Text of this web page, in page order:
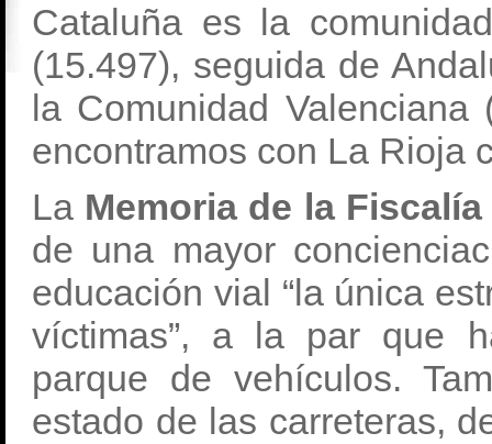
Cataluña es la
(15.497), seguida de
la Comunidad
encontramos con La Rioja
La Memoria de la Fiscalía
de una mayor
educación vial “la única
víctimas”, a la par que
parque de vehículos.
estado de las carreteras,